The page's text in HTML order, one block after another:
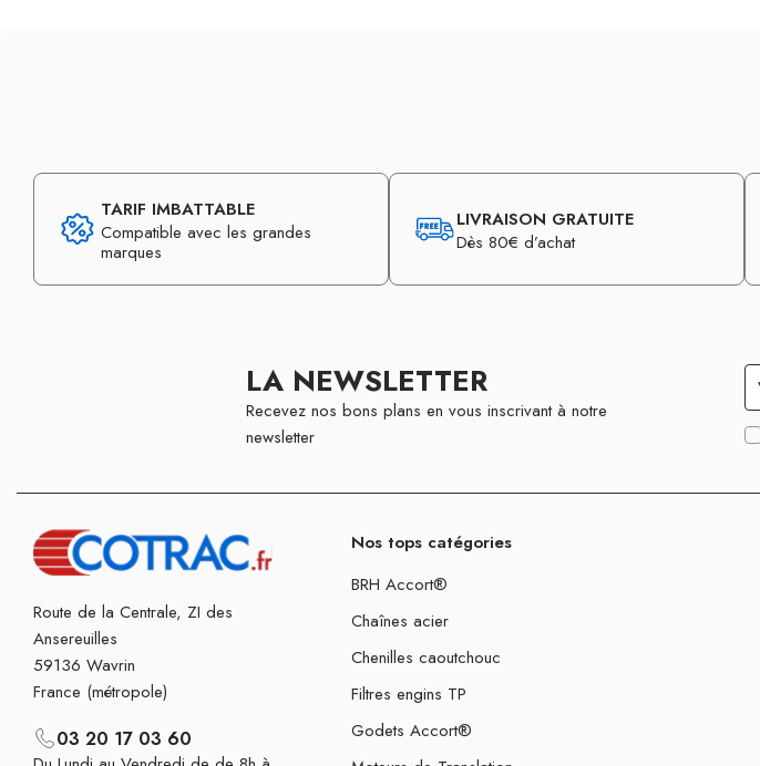
TARIF IMBATTABLE
Compatible avec les grandes
marques
LIVRAISON GRATUITE
Dès 80€ d’achat
LA NEWSLETTER
Recevez nos bons plans en vous inscrivant à notre
newsletter
Route de la Centrale, ZI des
Ansereuilles
59136 Wavrin
France (métropole)
03 20 17 03 60
Nos tops catégories
BRH Accort®
Chaînes acier
Chenilles caoutchouc
Filtres engins TP
Godets Accort®